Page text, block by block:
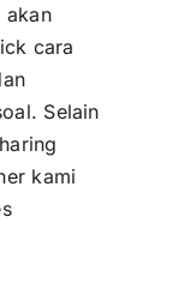
akan
cara
Selain
kami